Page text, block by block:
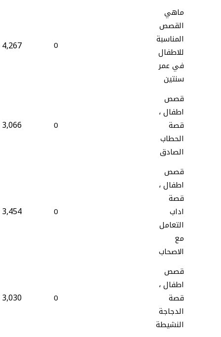
ماهي
القصص
المناسبة
للاطفال
في عمر
سنتين
0
4,267
قصص
اطفال ،
قصة
الحطاب
الصادق
0
3,066
قصص
اطفال ،
قصة
اداب
التعامل
مع
الاصحاب
0
3,454
قصص
اطفال ،
قصة
الدجاجة
النشيطة
0
3,030